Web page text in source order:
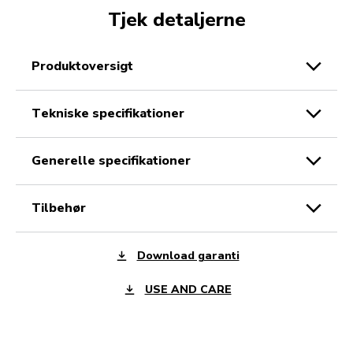
Tjek detaljerne
produktoversigt
tekniske specifikationer
generelle specifikationer
tilbehør
Download garanti
USE AND CARE